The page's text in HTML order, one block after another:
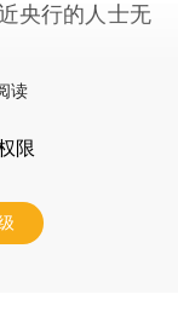
央行的人士无
读
限